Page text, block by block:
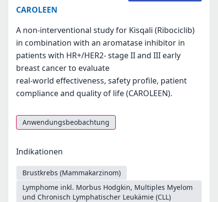
CAROLEEN
A non-interventional study for Kisqali (Ribociclib)
in combination with an aromatase inhibitor in
patients with HR+/HER2- stage II and III early
breast cancer to evaluate
real-world effectiveness, safety profile, patient
compliance and quality of life (CAROLEEN).
Anwendungsbeobachtung
Indikationen
Brustkrebs (Mammakarzinom)
Lymphome inkl. Morbus Hodgkin, Multiples Myelom
und Chronisch Lymphatischer Leukämie (CLL)